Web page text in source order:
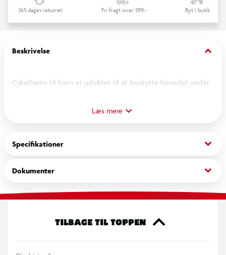
365 dages returret Fri fragt over 599,- Byt i butik
Beskrivelse keyboard_arrow_down
Cykelhjelm til børn er udviklet til at beskytte hovedet under
som giver en let og robust konstruktion. Insektnettet foran
beskytter mod smådyr, og hjelmen kan justeres med spænder
godkendt efter den europæiske EN1078 standard.
Læs mere
Specifikationer keyboard_arrow_down
Dokumenter keyboard_arrow_down
TILBAGE TIL TOPPEN